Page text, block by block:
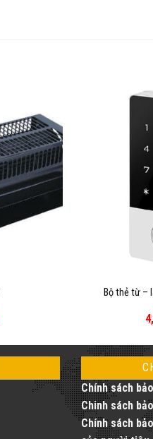
Bộ thẻ từ –
Chính sách
Chinh sách
Chính sách